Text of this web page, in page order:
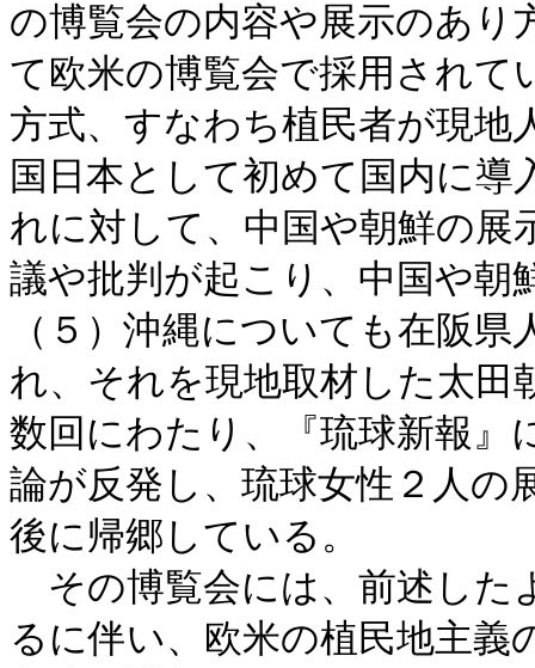
の博覧会の内容や展示のあ
て欧米の博覧会で採用されて
方式、すなわち植民者が現地
国日本として初めて国内に
れに対して、中国や朝鮮の展
議や批判が起こり、中国や朝
（５）沖縄についても在阪
れ、それを現地取材した太田
数回にわたり、『琉球新報』
論が反発し、琉球女性２人の
後に帰郷している。
その博覧会には、前述した
るに伴い、欧米の植民地主義